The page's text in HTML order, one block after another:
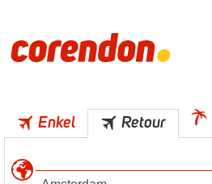
Enkel Retour